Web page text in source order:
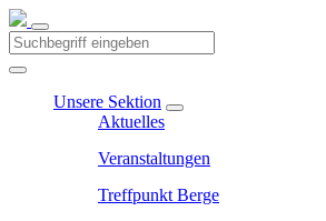
Unsere Sektion
Aktuelles
Veranstaltungen
Treffpunkt Berge